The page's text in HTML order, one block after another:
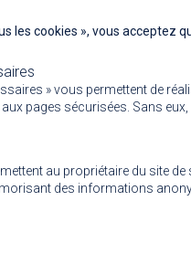
les cookies », vous acceptez
» vous permettent de
pages sécurisées. Sans
au propriétaire du site
des informations